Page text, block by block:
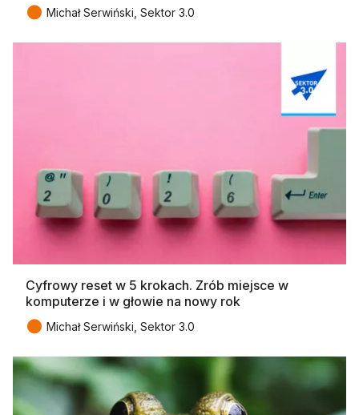
● Michał Serwiński, Sektor 3.0
Cyfrowy reset w 5 krokach. Zrób miejsce w
komputerze i w głowie na nowy rok
● Michał Serwiński, Sektor 3.0